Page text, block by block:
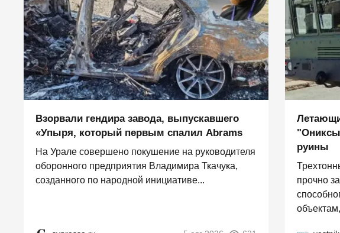
Взорвали гендира завода, выпускавшего
«Упыря, который первым спалил Abrams
На Урале совершено покушение на руководителя
оборонного предприятия Владимира Ткачука,
созданного по народной инициативе...
руины
прочно